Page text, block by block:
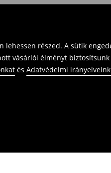
részed. A sütik
vásárlói élményt
és Adatvédelmi